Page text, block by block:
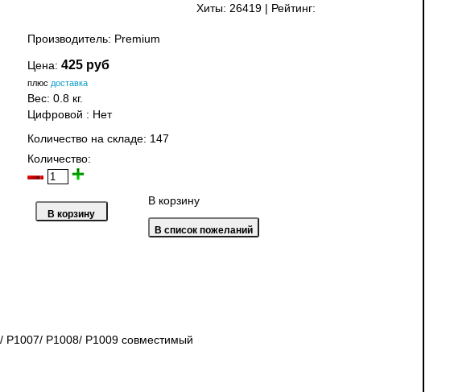
Хиты: 26419 Рейтинг:
Производитель: Premium
Цена: 425 руб
плюс доставка
Вес: 0.8 кг.
Цифровой : Нет
Количество на складе: 147
Количество:
В корзину
P1007/ P1008/ P1009 совместимый